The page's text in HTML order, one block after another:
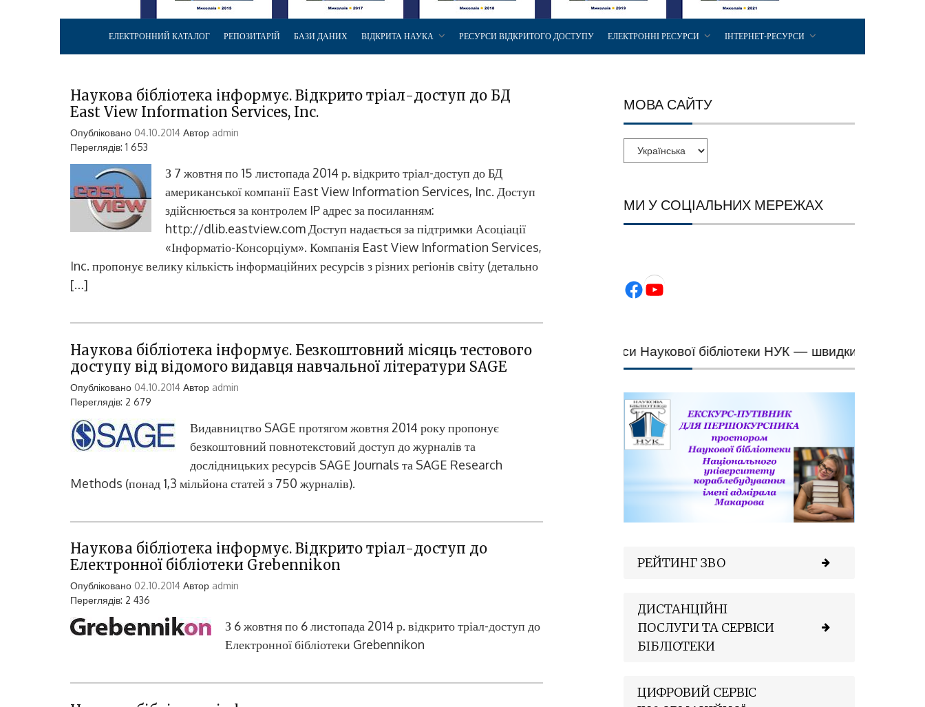
ЕЛЕКТРОННИЙ КАТАЛОГ РЕПОЗИТАРІЙ БАЗИ ДАНИХ ВІДКРИТА НАУКА РЕСУРСИ ВІДКРИТОГО ДОСТУПУ ЕЛЕКТРОННІ РЕСУРСИ ІНТЕРНЕТ-РЕСУРСИ
Наукова бібліотека інформує. Відкрито тріал-доступ до БД
East View Information Services, Inc.
Опубліковано 04.10.2014 Автор admin
Переглядів: 1 653
З 7 жовтня по 15 листопада 2014 р. відкрито тріал-доступ до БД
американської компанії East View Information Services, Inc. Доступ
здійснюється за контролем IP адрес за посиланням:
http://dlib.eastview.com Доступ надається за підтримки Асоціації
«Інформатіо-Консорціум». Компанія East View Information Services,
Inc. пропонує велику кількість інформаційних ресурсів з різних регіонів світу (детально
[…]
Наукова бібліотека інформує. Безкоштовний місяць тестового
доступу від відомого видавця навчальної літератури SAGE
Опубліковано 04.10.2014 Автор admin
Переглядів: 2 679
Видавництво SAGE протягом жовтня 2014 року пропонує
безкоштовний повнотекстовий доступ до журналів та
дослідницьких ресурсів SAGE Journals та SAGE Research
Methods (понад 1,3 мільйона статей з 750 журналів).
Наукова бібліотека інформує. Відкрито тріал-доступ до
Електронної бібліотеки Grebennikon
Опубліковано 02.10.2014 Автор admin
Переглядів: 2 436
З 6 жовтня по 6 листопада 2014 р. відкрито тріал-доступ до
Електронної бібліотеки Grebennikon
МОВА САЙТУ
МИ У СОЦІАЛЬНИХ МЕРЕЖАХ
Facebook YouTube
Цифрові сервіси Наукової бібліотеки НУК — швидкий підбір
РЕЙТИНГ ЗВО
ДИСТАНЦІЙНІ
ПОСЛУГИ ТА СЕРВІСИ
БІБЛІОТЕКИ
ЦИФРОВИЙ СЕРВІС